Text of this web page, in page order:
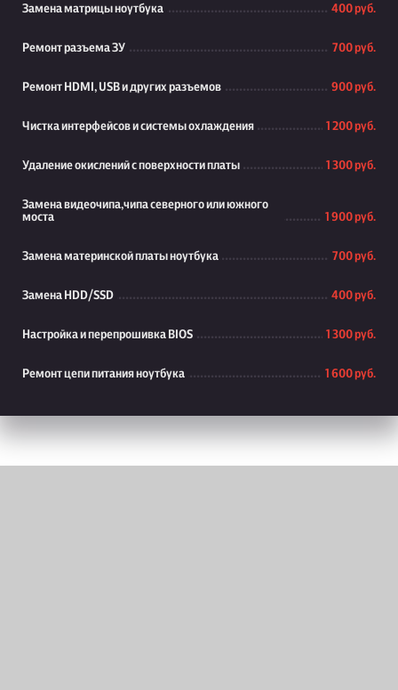
Замена матрицы ноутбука 400 руб.
Ремонт разъема ЗУ 700 руб.
Ремонт HDMI, USB и других разъемов 900 руб.
Чистка интерфейсов и системы охлаждения 1 200 руб.
Удаление окислений с поверхности платы 1 300 руб.
Замена видеочипа,чипа северного или южного
моста
1 900 руб.
Замена материнской платы ноутбука 700 руб.
Замена HDD/SSD 400 руб.
Настройка и перепрошивка BIOS 1 300 руб.
Ремонт цепи питания ноутбука 1 600 руб.